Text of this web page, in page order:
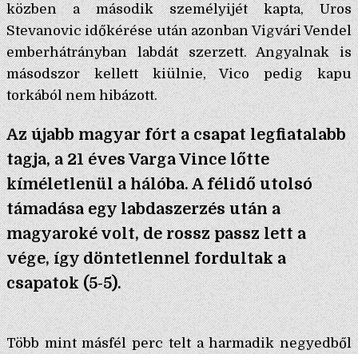
közben a második személyijét kapta, Uros
Stevanovic időkérése után azonban Vigvári Vendel
emberhátrányban labdát szerzett. Angyalnak is
másodszor kellett kiülnie, Vico pedig kapu
torkából nem hibázott.
Az újabb magyar fórt a csapat legfiatalabb
tagja, a 21 éves Varga Vince lőtte
kíméletlenül a hálóba. A félidő utolsó
támadása egy labdaszerzés után a
magyaroké volt, de rossz passz lett a
vége, így döntetlennel fordultak a
csapatok (5-5).
Több mint másfél perc telt a harmadik negyedből